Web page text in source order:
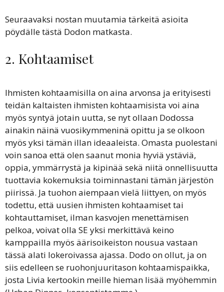
Seuraavaksi nostan muutamia tärkeitä asioita
pöydälle tästä Dodon matkasta.
2. Kohtaamiset
Ihmisten kohtaamisilla on aina arvonsa ja erityisesti
teidän kaltaisten ihmisten kohtaamisista voi aina
myös syntyä jotain uutta, se nyt ollaan Dodossa
ainakin näinä vuosikymmeninä opittu ja se olkoon
myös yksi tämän illan ideaaleista. Omasta puolestani
voin sanoa että olen saanut monia hyviä ystäviä,
oppia, ymmärrystä ja kipinää sekä niitä onnellisuutta
tuottavia kokemuksia toiminnastani tämän järjestön
piirissä. Ja tuohon aiempaan vielä liittyen, on myös
todettu, että uusien ihmisten kohtaamiset tai
kohtauttamiset, ilman kasvojen menettämisen
pelkoa, voivat olla SE yksi merkittävä keino
kamppailla myös äärisoikeiston nousua vastaan
tässä alati lokeroivassa ajassa. Dodo on ollut, ja on
siis edelleen se ruohonjuuritason kohtaamispaikka,
josta Livia kertookin meille hieman lisää myöhemmin